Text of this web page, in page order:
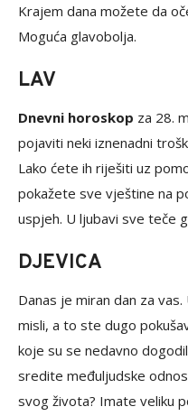
Krajem dana možete da
Moguća glavobolja.
LAV
Dnevni horoskop za 28.
pojaviti neki iznenadni
Lako ćete ih riješiti uz
pokažete sve vještine na
uspjeh. U ljubavi sve teče
DJEVICA
Danas je miran dan za
misli, a to ste dugo
koje su se nedavno
sredite međuljudske
svog života? Imate veliku